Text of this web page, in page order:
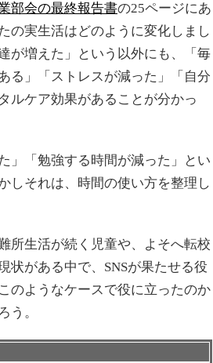
部会の最終報告書の25ページにあ
の実生活はどのように変化しまし
が増えた」という以外にも、「毎
る」「ストレスが減った」「自分
ルケア効果があることが分かっ
」「勉強する時間が減った」とい
しそれは、時間の使い方を整理し
所生活が続く児童や、よそへ転校
状がある中で、SNSが果たせる役
のようなケースで役に立ったのか
う。